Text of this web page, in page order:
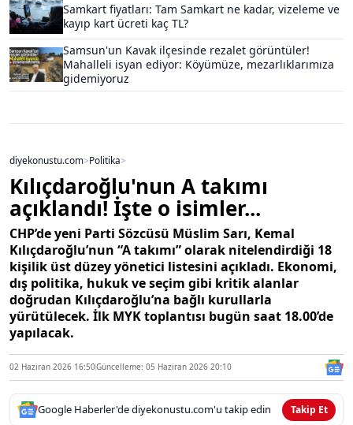
Samkart fiyatları: Tam Samkart ne kadar, vizeleme ve
kayıp kart ücreti kaç TL?
Samsun'un Kavak ilçesinde rezalet görüntüler!
Mahalleli isyan ediyor: Köyümüze, mezarlıklarımıza
gidemiyoruz
diyekonustu.com>Politika>
Kılıçdaroğlu'nun A takımı
açıklandı! İşte o isimler...
CHP’de yeni Parti Sözcüsü Müslim Sarı, Kemal
Kılıçdaroğlu’nun “A takımı” olarak nitelendirdiği 18
kişilik üst düzey yönetici listesini açıkladı. Ekonomi,
dış politika, hukuk ve seçim gibi kritik alanlar
doğrudan Kılıçdaroğlu’na bağlı kurullarla
yürütülecek. İlk MYK toplantısı bugün saat 18.00’de
yapılacak.
02 Haziran 2026 16:50Güncelleme: 05 Haziran 2026 20:10
Google Haberler'de diyekonustu.com'u takip edin Takip Et